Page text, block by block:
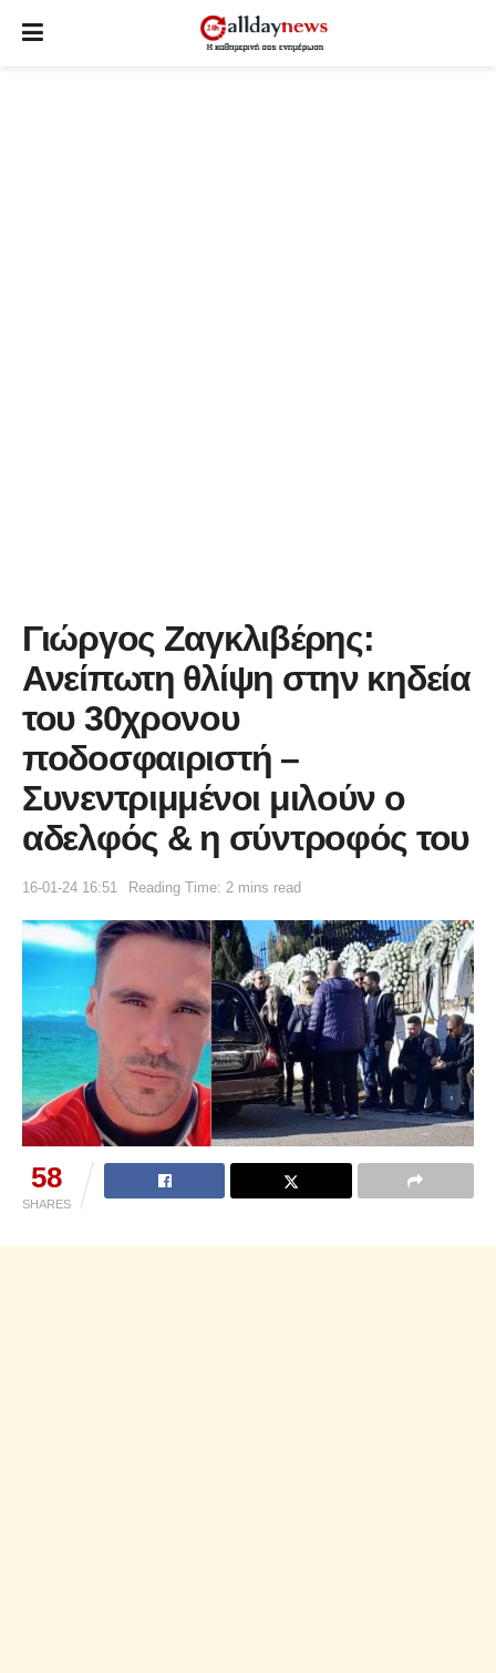
Γιώργος Ζαγκλιβέρης:
Ανείπωτη θλίψη στην κηδεία
του 30χρονου
ποδοσφαιριστή –
Συνεντριμμένοι μιλούν ο
αδελφός & η σύντροφός του
16-01-24 16:51 Reading Time: 2 mins read
58
SHARES